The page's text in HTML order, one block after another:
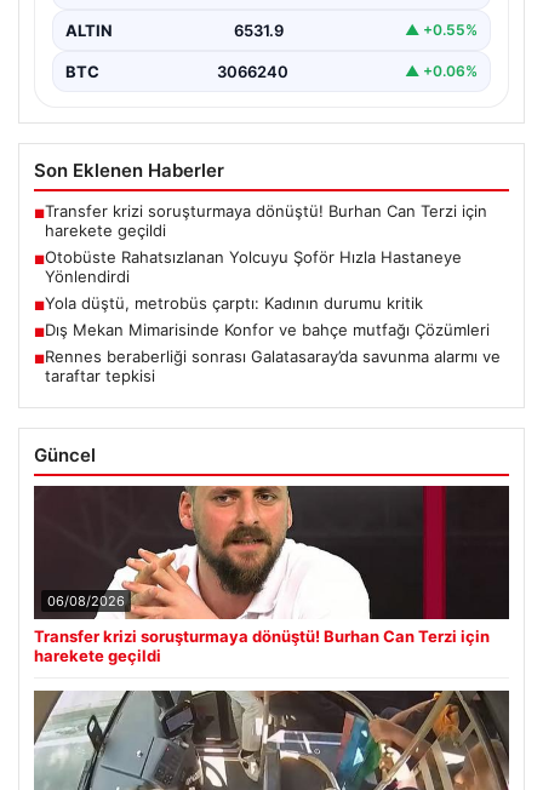
ALTIN 6531.9 ▲ +0.55%
BTC 3066240 ▲ +0.06%
Son Eklenen Haberler
■Transfer krizi soruşturmaya dönüştü! Burhan Can Terzi için
harekete geçildi
■Otobüste Rahatsızlanan Yolcuyu Şoför Hızla Hastaneye
Yönlendirdi
■Yola düştü, metrobüs çarptı: Kadının durumu kritik
■Dış Mekan Mimarisinde Konfor ve bahçe mutfağı Çözümleri
■Rennes beraberliği sonrası Galatasaray’da savunma alarmı ve
taraftar tepkisi
Güncel
06/08/2026
Transfer krizi soruşturmaya dönüştü! Burhan Can Terzi için
harekete geçildi